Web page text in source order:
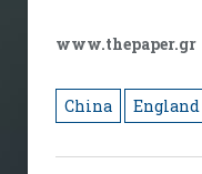
www.thepaper.gr
China England